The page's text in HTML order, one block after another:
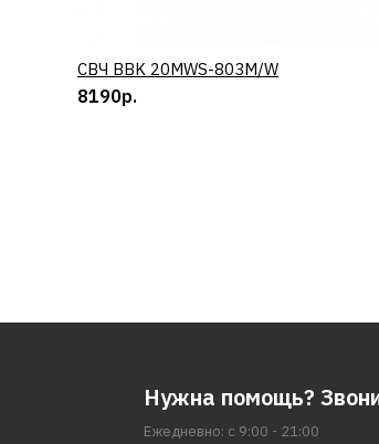
КУПИТЬ
СВЧ BBK 20MWS-803M/W
8190р.
Нужна помощь?
Ежедневно: с 9:00 - 21:00